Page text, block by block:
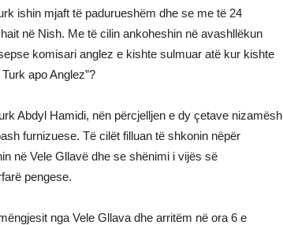
ishin mjaft të padurueshëm dhe se me të 24
në Nish. Me të cilin ankoheshin në avashllëkun
komisari anglez e kishte sulmuar atë kur kishte
apo Anglez”?
Abdyl Hamidi, nën përcjelljen e dy çetave nizamësh
furnizuese. Të cilët filluan të shkonin nëpër
në Vele Gllavë dhe se shënimi i vijës së
pengese.
nga Vele Gllava dhe arritëm në ora 6 e